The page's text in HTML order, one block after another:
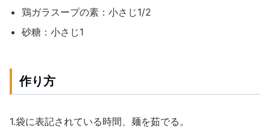
鶏ガラスープの素：小さじ1/2
砂糖：小さじ1
作り方
1.袋に表記されている時間、麺を茹でる。